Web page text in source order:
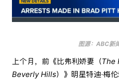
图源：ABC新
上个月，前《比弗利娇妻（The
Beverly Hills）》明星特迪·梅